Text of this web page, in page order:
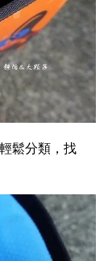
鬆分類，找